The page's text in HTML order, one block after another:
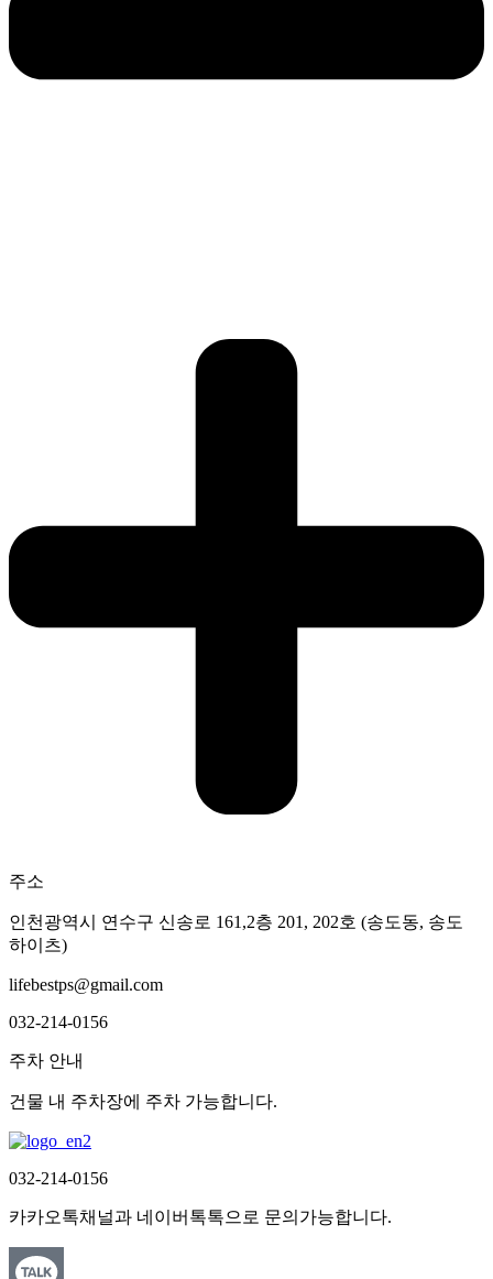
주소
인천광역시 연수구 신송로 161,2층 201, 202호 (송도동, 송도
하이츠)
lifebestps@gmail.com
032-214-0156
주차 안내
건물 내 주차장에 주차 가능합니다.
032-214-0156
카카오톡채널과 네이버톡톡으로 문의가능합니다.